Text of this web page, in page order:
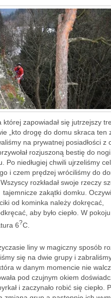
której zapowiadał się jutrzejszy
„kto drogę do domu skraca
na prywatnej posiadłości z
rozjuszoną bestię do
Po niedługiej chwili ujrzeliśmy
i czem prędzej wróciliśmy do
rozkładał swoje rzeczy
zakątki domku.
od kominka należy dokręcać,
aby było ciepło. W
6?C.
liny w magiczny sposób
się na dwie grupy i
w danym momencie nie
pod czujnym okiem
i zaczynało robić się